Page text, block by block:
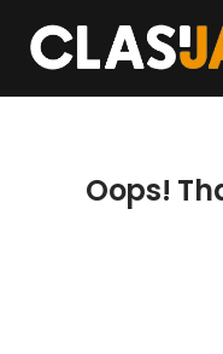
content
Oops!